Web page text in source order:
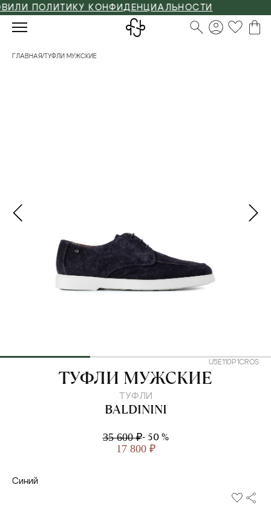
ПОЛИТИКУ КОНФИДЕНЦИАЛЬНОСТИ
ГЛАВНАЯ/ ТУФЛИ МУЖСКИЕ
U5E110P1CROS
BALDININI
ТУФЛИ МУЖСКИЕ
ТУФЛИ
BALDININI
35 600 ₽- 50 %
17 800 ₽
Синий